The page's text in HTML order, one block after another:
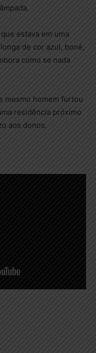
estava em uma
de cor azul, boné,
como se nada
mesmo homem furtou
residência próximo
aos donos.